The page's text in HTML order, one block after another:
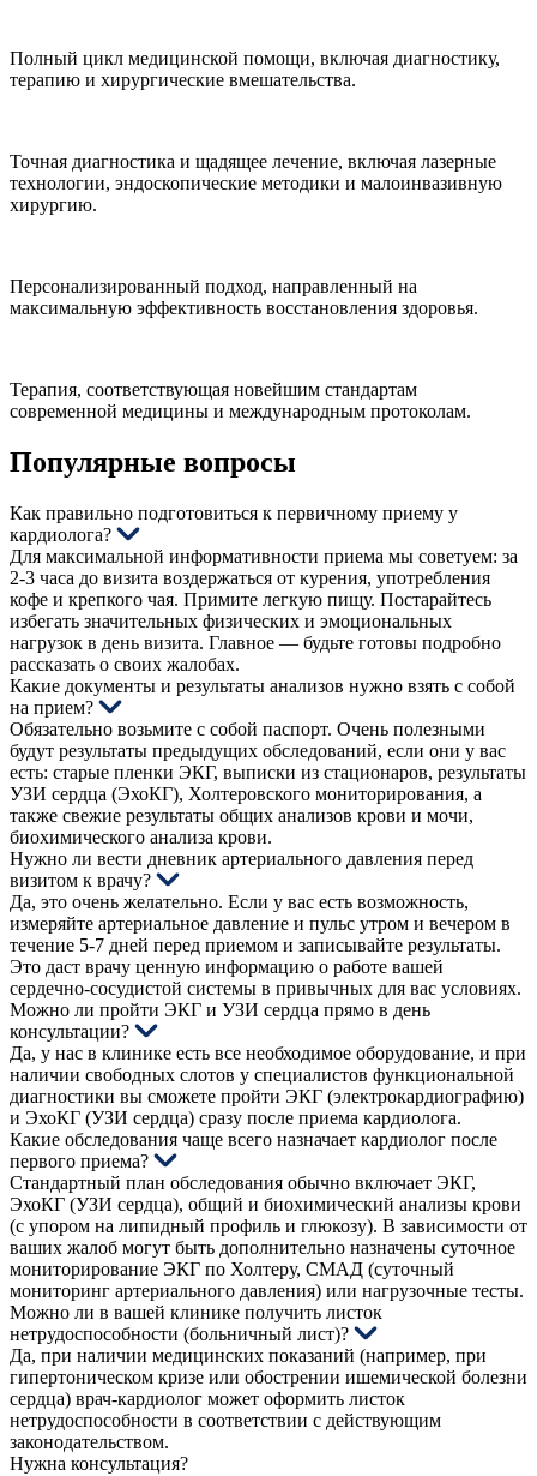
Полный цикл медицинской помощи, включая диагностику,
терапию и хирургические вмешательства.
Точная диагностика и щадящее лечение, включая лазерные
технологии, эндоскопические методики и малоинвазивную
хирургию.
Персонализированный подход, направленный на
максимальную эффективность восстановления здоровья.
Терапия, соответствующая новейшим стандартам
современной медицины и международным протоколам.
Популярные вопросы
Как правильно подготовиться к первичному приему у
кардиолога?
Для максимальной информативности приема мы советуем: за
2-3 часа до визита воздержаться от курения, употребления
кофе и крепкого чая. Примите легкую пищу. Постарайтесь
избегать значительных физических и эмоциональных
нагрузок в день визита. Главное — будьте готовы подробно
рассказать о своих жалобах.
Какие документы и результаты анализов нужно взять с собой
на прием?
Обязательно возьмите с собой паспорт. Очень полезными
будут результаты предыдущих обследований, если они у вас
есть: старые пленки ЭКГ, выписки из стационаров, результаты
УЗИ сердца (ЭхоКГ), Холтеровского мониторирования, а
также свежие результаты общих анализов крови и мочи,
биохимического анализа крови.
Нужно ли вести дневник артериального давления перед
визитом к врачу?
Да, это очень желательно. Если у вас есть возможность,
измеряйте артериальное давление и пульс утром и вечером в
течение 5-7 дней перед приемом и записывайте результаты.
Это даст врачу ценную информацию о работе вашей
сердечно-сосудистой системы в привычных для вас условиях.
Можно ли пройти ЭКГ и УЗИ сердца прямо в день
консультации?
Да, у нас в клинике есть все необходимое оборудование, и при
наличии свободных слотов у специалистов функциональной
диагностики вы сможете пройти ЭКГ (электрокардиографию)
и ЭхоКГ (УЗИ сердца) сразу после приема кардиолога.
Какие обследования чаще всего назначает кардиолог после
первого приема?
Стандартный план обследования обычно включает ЭКГ,
ЭхоКГ (УЗИ сердца), общий и биохимический анализы крови
(с упором на липидный профиль и глюкозу). В зависимости от
ваших жалоб могут быть дополнительно назначены суточное
мониторирование ЭКГ по Холтеру, СМАД (суточный
мониторинг артериального давления) или нагрузочные тесты.
Можно ли в вашей клинике получить листок
нетрудоспособности (больничный лист)?
Да, при наличии медицинских показаний (например, при
гипертоническом кризе или обострении ишемической болезни
сердца) врач-кардиолог может оформить листок
нетрудоспособности в соответствии с действующим
законодательством.
Нужна консультация?